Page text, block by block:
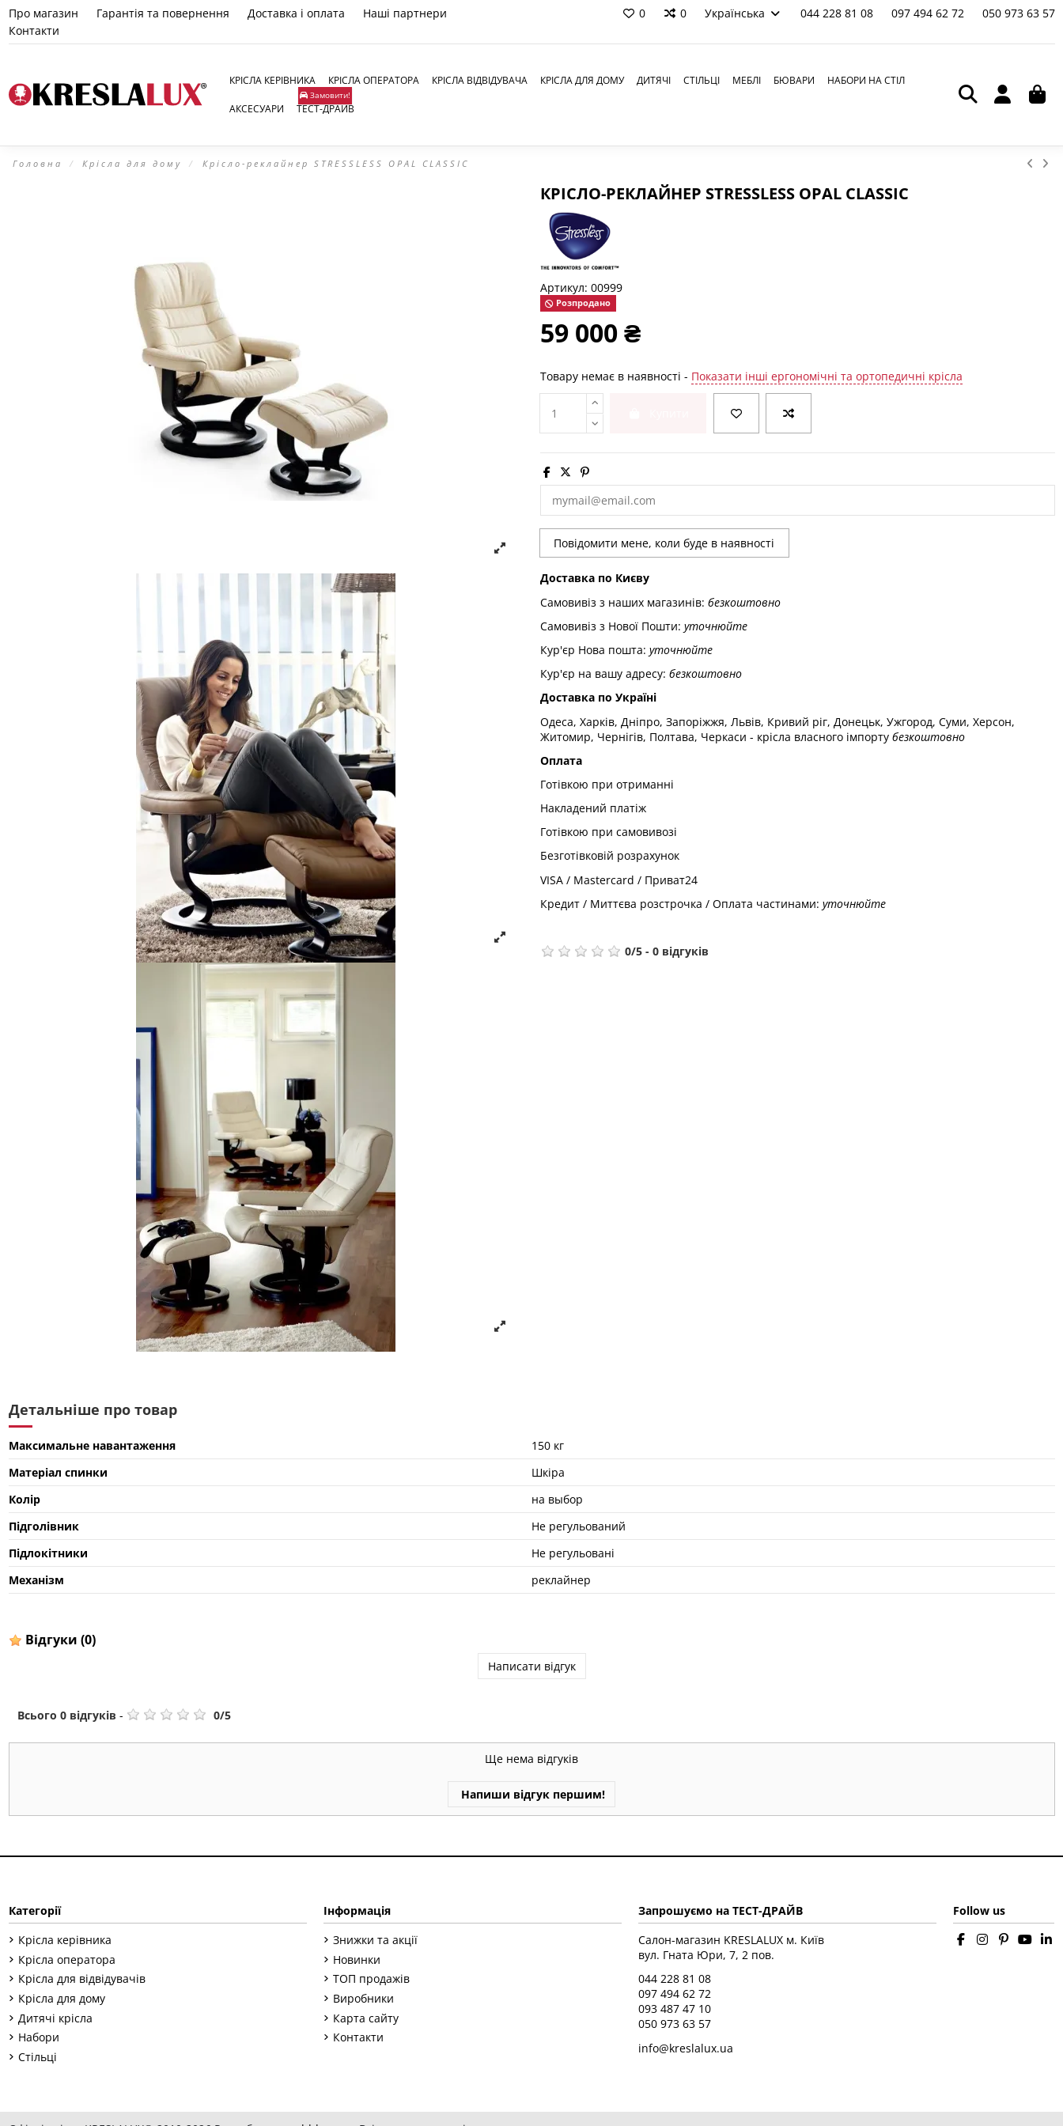
Про магазин Гарантія та повернення Доставка і оплата
Наші партнери
Контакти
0 0 Українська 044 228 81 08 097 494 62 72 050 973 63 57
КРІСЛА КЕРІВНИКА КРІСЛА ОПЕРАТОРА КРІСЛА ВІДВІДУВАЧА КРІСЛА ДЛЯ ДОМУ ДИТЯЧІ СТІЛЬЦІ МЕБЛІ БЮВАРИ НАБОРИ НА СТІЛ
АКСЕСУАРИ ТЕСТ-ДРАЙВ
Замовити!
Головна Крісла для дому Крісло-реклайнер STRESSLESS OPAL CLASSIC
КРІСЛО-РЕКЛАЙНЕР STRESSLESS OPAL CLASSIC
Артикул: 00999
Розпродано
59 000 ₴
Товару немає в наявності - Показати інші ергономічні та ортопедичні крісла
Доставка по Києву
Самовивіз з наших магазинів: безкоштовно
Самовивіз з Нової Пошти: уточнюйте
Кур'єр Нова пошта: уточнюйте
Кур'єр на вашу адресу: безкоштовно
Доставка по Україні
Одеса, Харків, Дніпро, Запоріжжя, Львів, Кривий ріг, Донецьк, Ужгород, Суми, Херсон,
Житомир, Чернігів, Полтава, Черкаси - крісла власного імпорту безкоштовно
Оплата
Готівкою при отриманні
Накладений платіж
Готівкою при самовивозі
Безготівковій розрахунок
VISA / Mastercard / Приват24
Кредит / Миттєва розстрочка / Оплата частинами: уточнюйте
0/5- 0 відгуків
Детальніше про товар
Максимальне навантаження
150 кг
Матеріал спинки
Шкіра
Колір
на выбор
Підголівник
Не регульований
Підлокітники
Не регульовані
Механізм
реклайнер
Відгуки (0)
Написати відгук
Всього 0відгуків - 0/5
Ще нема відгуків
Напиши відгук першим!
Категорії
Крісла керівника
Крісла оператора
Крісла для відвідувачів
Крісла для дому
Дитячі крісла
Набори
Стільці
Інформація
Знижки та акції
Новинки
ТОП продажів
Виробники
Карта сайту
Контакти
Запрошуємо на ТЕСТ-ДРАЙВ
Салон-магазин KRESLALUX м. Київ
вул. Гната Юри, 7, 2 пов.
044 228 81 08
097 494 62 72
093 487 47 10
050 973 63 57
info@kreslalux.ua
Follow us